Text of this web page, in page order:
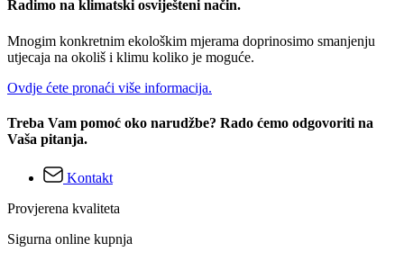
Radimo na klimatski osviješteni način.
Mnogim konkretnim ekološkim mjerama doprinosimo smanjenju
utjecaja na okoliš i klimu koliko je moguće.
Ovdje ćete pronaći više informacija.
Treba Vam pomoć oko narudžbe? Rado ćemo odgovoriti na
Vaša pitanja.
Kontakt
Provjerena kvaliteta
Sigurna online kupnja